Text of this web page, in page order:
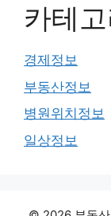
카테고
경제정보
부동산정보
병원위치정보
일상정보